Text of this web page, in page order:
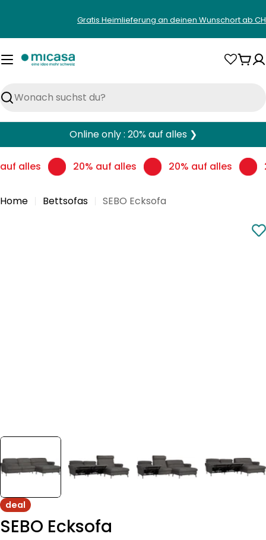
springen
Gratis Heimlieferung an deinen Wunschort ab
Suchen
Online only : 20% auf alles ❯
alles 20% auf alles 20% auf alles
Home Bettsofas SEBO Ecksofa
deal
SEBO Ecksofa